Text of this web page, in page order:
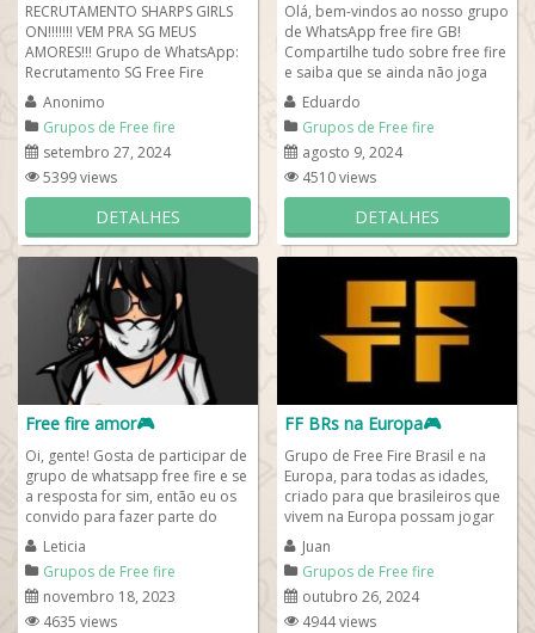
RECRUTAMENTO SHARPS GIRLS
ON!!!!!!! VEM PRA SG MEUS
AMORES!!! Grupo de WhatsApp:
Recrutamento SG Free Fire
Descrição: 🔥 Bem-vindos ao
grupo...
Anonimo
Grupos de Free fire
setembro 27, 2024
5399 views
DETALHES
Olá, bem-vindos ao nosso grupo
de WhatsApp free fire GB!
Compartilhe tudo sobre free fire
e saiba que se ainda não joga
game estilo Free Fire pc ou
mobile e...
Eduardo
Grupos de Free fire
agosto 9, 2024
4510 views
DETALHES
Free fire amor🎮
Oi, gente! Gosta de participar de
grupo de whatsapp free fire e se
a resposta for sim, então eu os
convido para fazer parte do
melhor grupo Free fire amor....
Leticia
Grupos de Free fire
novembro 18, 2023
4635 views
FF BRs na Europa🎮
Grupo de Free Fire Brasil e na
Europa, para todas as idades,
criado para que brasileiros que
vivem na Europa possam jogar
free fire brasileiros! Aqui, você...
Juan
Grupos de Free fire
outubro 26, 2024
4944 views